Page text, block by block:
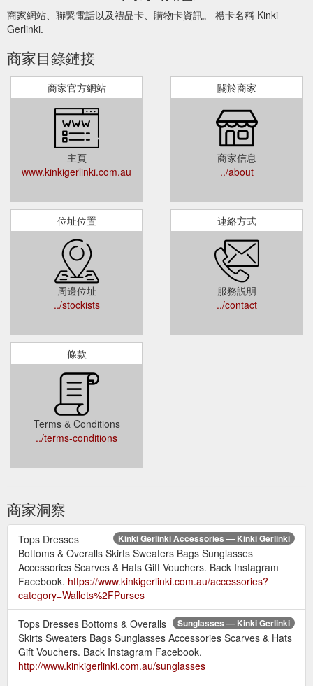
商家網站、聯繫電話以及禮品卡、購物卡資訊。 禮卡名稱 Kinki
Gerlinki.
商家目錄鏈接
商家官方網站
主頁
www.kinkigerlinki.com.au
關於商家
商家信息
../about
位址位置
周邊位址
../stockists
連絡方式
服務説明
../contact
條款
Terms & Conditions
../terms-conditions
商家洞察
Kinki Gerlinki Accessories — Kinki Gerlinki
Tops Dresses
Bottoms & Overalls Skirts Sweaters Bags Sunglasses
Accessories Scarves & Hats Gift Vouchers. Back Instagram
Facebook. https://www.kinkigerlinki.com.au/accessories?
category=Wallets%2FPurses
Sunglasses — Kinki Gerlinki
Tops Dresses Bottoms & Overalls
Skirts Sweaters Bags Sunglasses Accessories Scarves & Hats
Gift Vouchers. Back Instagram Facebook.
http://www.kinkigerlinki.com.au/sunglasses